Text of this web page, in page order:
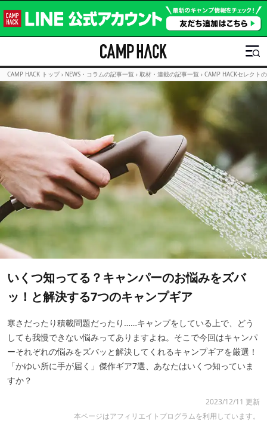
CAMP HACK トップ › NEWS・コラムの記事一覧 › 取材・連載の記事一覧 › CAMP HACKセレクト
いくつ知ってる？キャンパーのお悩みをズバ
ッ！と解決する7つのキャンプギア
寒さだったり積載問題だったり……キャンプをしている上で、どう
しても我慢できない悩みってありますよね。そこで今回はキャンパ
ーそれぞれの悩みをズバッと解決してくれるキャンプギアを厳選！
「かゆい所に手が届く」傑作ギア7選、あなたはいくつ知っていま
すか？
2023/12/11 更新
本ページはアフィリエイトプログラムを利用しています。